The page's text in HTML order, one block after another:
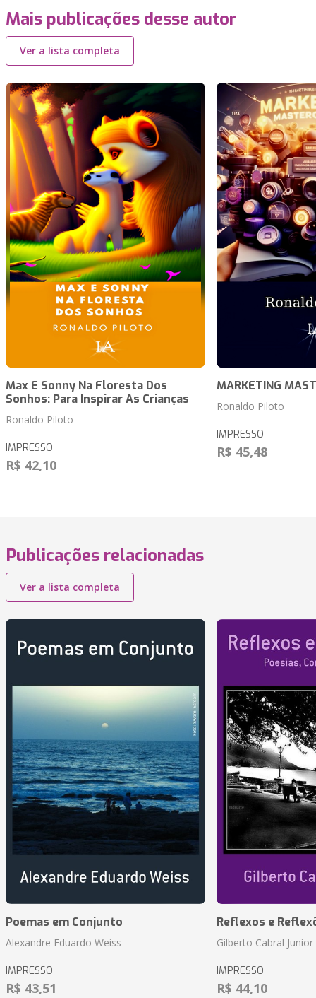
Mais publicações desse autor
Ver a lista completa
Max E Sonny Na Floresta Dos
Sonhos: Para Inspirar As Crianças
Ronaldo Piloto
IMPRESSO
R$ 42,10
MARKETING
Ronaldo Piloto
IMPRESSO
R$ 45,48
Publicações relacionadas
Ver a lista completa
Poemas em Conjunto
Alexandre Eduardo Weiss
IMPRESSO
R$ 43,51
Reflexos e
Gilberto Cabral Junior
IMPRESSO
R$ 44,10